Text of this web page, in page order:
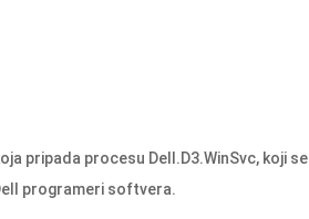
pripada procesu Dell.D3.WinSvc, koji se
programeri softvera.